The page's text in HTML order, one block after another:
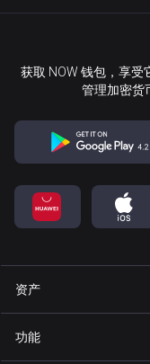
获取 NOW 钱包，享受
管理加密货
资产
功能